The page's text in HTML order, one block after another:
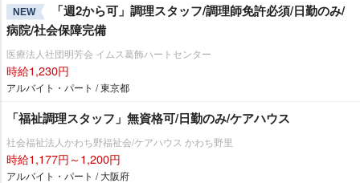
NEW
「週2から可」調理スタッフ/調理師免許必須/日勤のみ/
病院/社会保障完備
医療法人社団明芳会 イムス葛飾ハートセンター
時給1,230円
アルバイト・パート / 東京都
「福祉調理スタッフ」無資格可/日勤のみ/ケアハウス
社会福祉法人かわち野福祉会/ケアハウス かわち野里
時給1,177円～1,200円
アルバイト・パート / 大阪府